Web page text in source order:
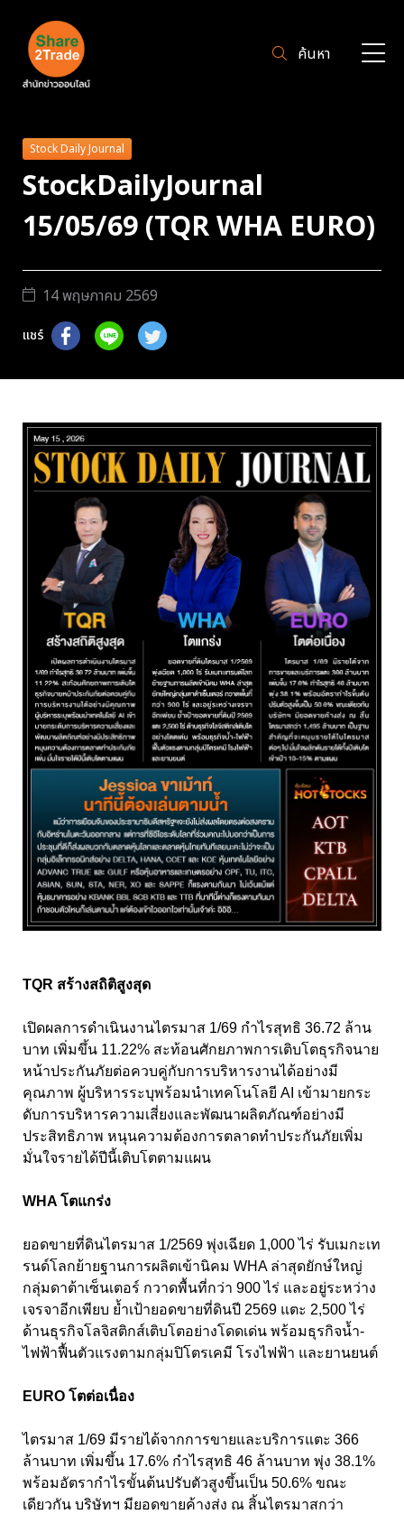
ค้นหา
Stock Daily Journal
StockDailyJournal
15/05/69 (TQR WHA EURO)
14 พฤษภาคม 2569
แชร์
TQR สร้างสถิติสูงสุด
เปิดผลการดำเนินงานไตรมาส 1/69 กำไรสุทธิ 36.72 ล้าน
บาท เพิ่มขึ้น 11.22% สะท้อนศักยภาพการเติบโตธุรกิจนาย
หน้าประกันภัยต่อควบคู่กับการบริหารงานได้อย่างมี
คุณภาพ ผู้บริหารระบุพร้อมนำเทคโนโลยี AI เข้ามายกระ
ดับการบริหารความเสี่ยงและพัฒนาผลิตภัณฑ์อย่างมี
ประสิทธิภาพ หนุนความต้องการตลาดทำประกันภัยเพิ่ม
มั่นใจรายได้ปีนี้เติบโตตามแผน
WHA โตแกร่ง
ยอดขายที่ดินไตรมาส 1/2569 พุ่งเฉียด 1,000 ไร่ รับเมกะเท
รนด์โลกย้ายฐานการผลิตเข้านิคม WHA ล่าสุดยักษ์ใหญ่
กลุ่มดาต้าเซ็นเตอร์ กวาดพื้นที่กว่า 900 ไร่ และอยู่ระหว่าง
เจรจาอีกเพียบ ย้ำเป้ายอดขายที่ดินปี 2569 แตะ 2,500 ไร่
ด้านธุรกิจโลจิสติกส์เติบโตอย่างโดดเด่น พร้อมธุรกิจน้ำ-
ไฟฟ้าฟื้นตัวแรงตามกลุ่มปิโตรเคมี โรงไฟฟ้า และยานยนต์
EURO โตต่อเนื่อง
ไตรมาส 1/69 มีรายได้จากการขายและบริการแตะ 366
ล้านบาท เพิ่มขึ้น 17.6% กำไรสุทธิ 46 ล้านบาท พุ่ง 38.1%
พร้อมอัตรากำไรขั้นต้นปรับตัวสูงขึ้นเป็น 50.6% ขณะ
เดียวกัน บริษัทฯ มียอดขายค้างส่ง ณ สิ้นไตรมาสกว่า